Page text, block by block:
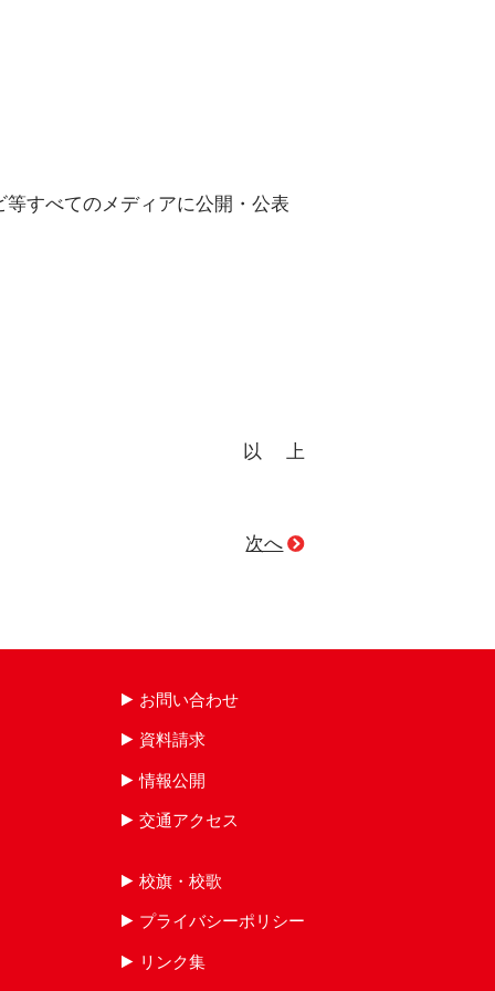
すべてのメディアに公開・公表
以 上
次へ
お問い合わせ
資料請求
情報公開
交通アクセス
校旗・校歌
プライバシーポリシー
リンク集